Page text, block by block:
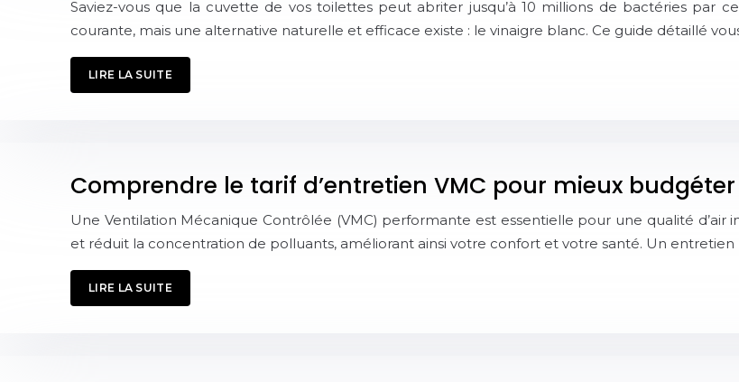
Saviez-vous que la cuvette de vos toilettes peut abriter jusqu’à 10 millions de bactéries par
courante, mais une alternative naturelle et efficace existe : le vinaigre blanc. Ce guide détaillé
LIRE LA SUITE
Comprendre le tarif d’entretien VMC pour mieux budgéter
Une Ventilation Mécanique Contrôlée (VMC) performante est essentielle pour une qualité d’air
et réduit la concentration de polluants, améliorant ainsi votre confort et votre santé. Un
LIRE LA SUITE